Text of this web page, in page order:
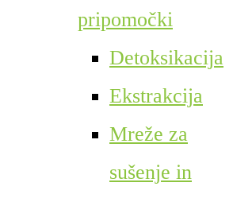
pripomočki
Detoksikacija
Ekstrakcija
Mreže za
sušenje in